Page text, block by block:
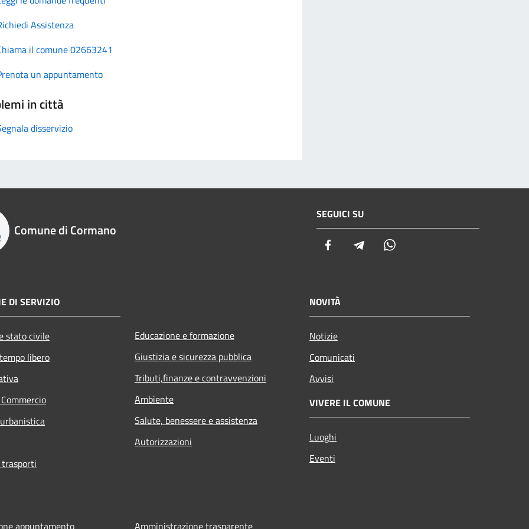
Assistenza
il comune 02663241
un appuntamento
in città
disservizio
Comune di Cormano
SEGUICI SU
Facebook Telegram
DI SERVIZIO
stato civile
libero
Educazione e formazione
Giustizia e sicurezza pubblica
Tributi,finanze e contravvenzioni
Ambiente
Salute, benessere e assistenza
Autorizzazioni
NOVITÀ
Notizie
Comunicati
Avvisi
VIVERE IL COMUNE
Luoghi
Eventi
appuntamento Amministrazione trasparente